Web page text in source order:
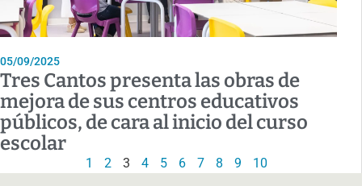
05/09/2025
Tres Cantos presenta las obras de
mejora de sus centros educativos
públicos, de cara al inicio del curso
escolar
1 2 3 4 5 6 7 8 9 10